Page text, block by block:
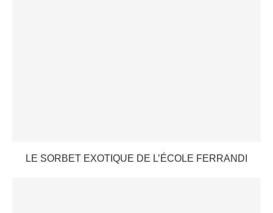
LE SORBET EXOTIQUE DE L’ÉCOLE FERRANDI